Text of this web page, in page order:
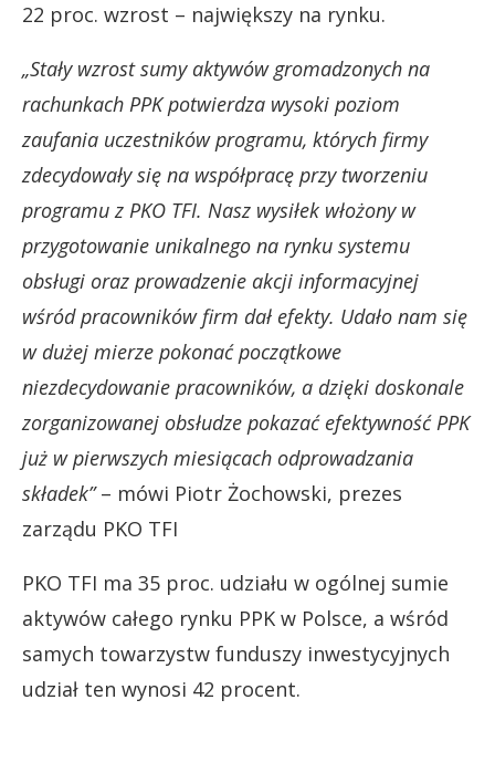
22 proc. wzrost – największy na rynku.
„Stały wzrost sumy aktywów gromadzonych na
rachunkach PPK potwierdza wysoki poziom
zaufania uczestników programu, których firmy
zdecydowały się na współpracę przy tworzeniu
programu z PKO TFI. Nasz wysiłek włożony w
przygotowanie unikalnego na rynku systemu
obsługi oraz prowadzenie akcji informacyjnej
wśród pracowników firm dał efekty. Udało nam się
w dużej mierze pokonać początkowe
niezdecydowanie pracowników, a dzięki doskonale
zorganizowanej obsłudze pokazać efektywność PPK
już w pierwszych miesiącach odprowadzania
składek”– mówi Piotr Żochowski, prezes
zarządu PKO TFI
PKO TFI ma 35 proc. udziału w ogólnej sumie
aktywów całego rynku PPK w Polsce, a wśród
samych towarzystw funduszy inwestycyjnych
udział ten wynosi 42 procent.